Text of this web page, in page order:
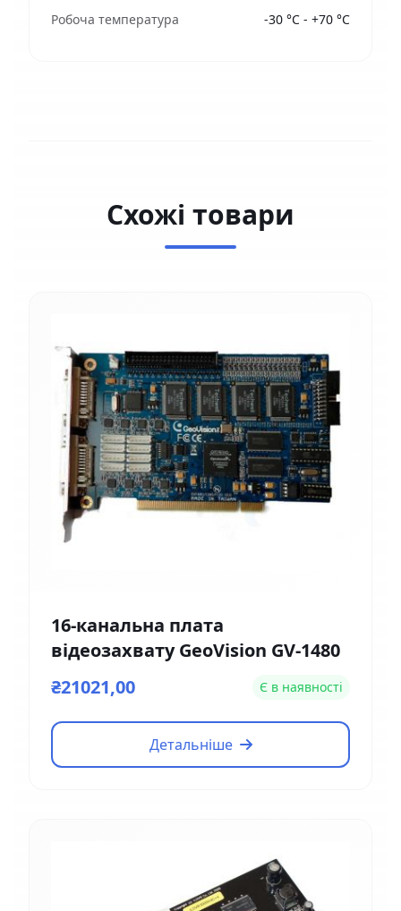
Робоча температура -30 °C - +70 °C
Схожі товари
16-канальна плата
відеозахвату GeoVision GV-1480
₴21021,00
Є в наявності
Детальніше